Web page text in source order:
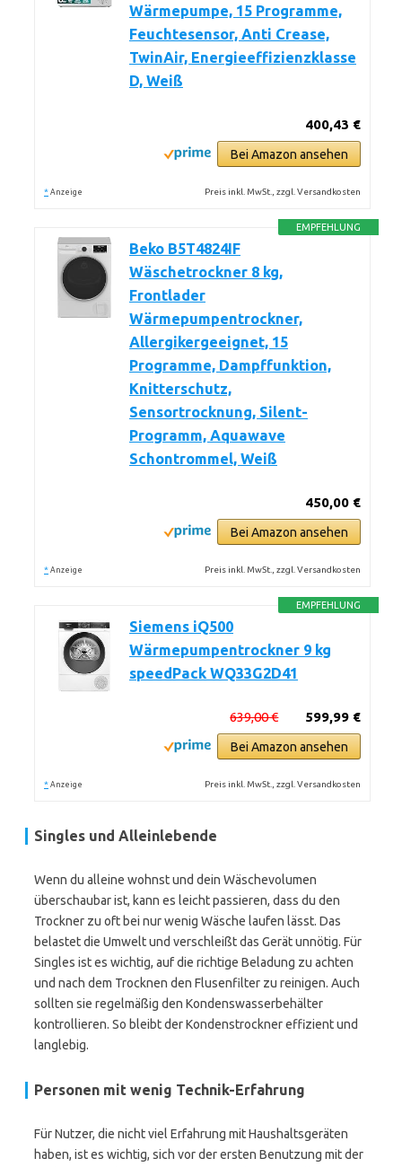
Wärmepumpe, 15 Programme,
Feuchtesensor, Anti Crease,
TwinAir, Energieeffizienzklasse
D, Weiß
400,43 €
Bei Amazon ansehen
* Anzeige Preis inkl. MwSt., zzgl. Versandkosten
EMPFEHLUNG
Beko B5T4824IF
Wäschetrockner 8 kg,
Frontlader
Wärmepumpentrockner,
Allergikergeeignet, 15
Programme, Dampffunktion,
Knitterschutz,
Sensortrocknung, Silent-
Programm, Aquawave
Schontrommel, Weiß
450,00 €
Bei Amazon ansehen
* Anzeige Preis inkl. MwSt., zzgl. Versandkosten
EMPFEHLUNG
Siemens iQ500
Wärmepumpentrockner 9 kg
speedPack WQ33G2D41
599,99 €
639,00 €
Bei Amazon ansehen
* Anzeige Preis inkl. MwSt., zzgl. Versandkosten
Singles und Alleinlebende
Wenn du alleine wohnst und dein Wäschevolumen
überschaubar ist, kann es leicht passieren, dass du den
Trockner zu oft bei nur wenig Wäsche laufen lässt. Das
belastet die Umwelt und verschleißt das Gerät unnötig. Für
Singles ist es wichtig, auf die richtige Beladung zu achten
und nach dem Trocknen den Flusenfilter zu reinigen. Auch
sollten sie regelmäßig den Kondenswasserbehälter
kontrollieren. So bleibt der Kondenstrockner effizient und
langlebig.
Personen mit wenig Technik-Erfahrung
Für Nutzer, die nicht viel Erfahrung mit Haushaltsgeräten
haben, ist es wichtig, sich vor der ersten Benutzung mit der